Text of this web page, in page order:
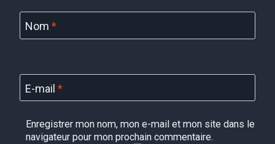
Nom *
E-mail *
Enregistrer mon nom, mon e-mail et mon site dans le
navigateur pour mon prochain commentaire.